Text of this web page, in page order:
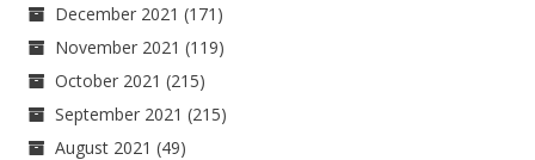
December 2021 (171)
November 2021 (119)
October 2021 (215)
September 2021 (215)
August 2021 (49)